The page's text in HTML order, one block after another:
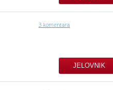
3 komentara
JELOVNIK